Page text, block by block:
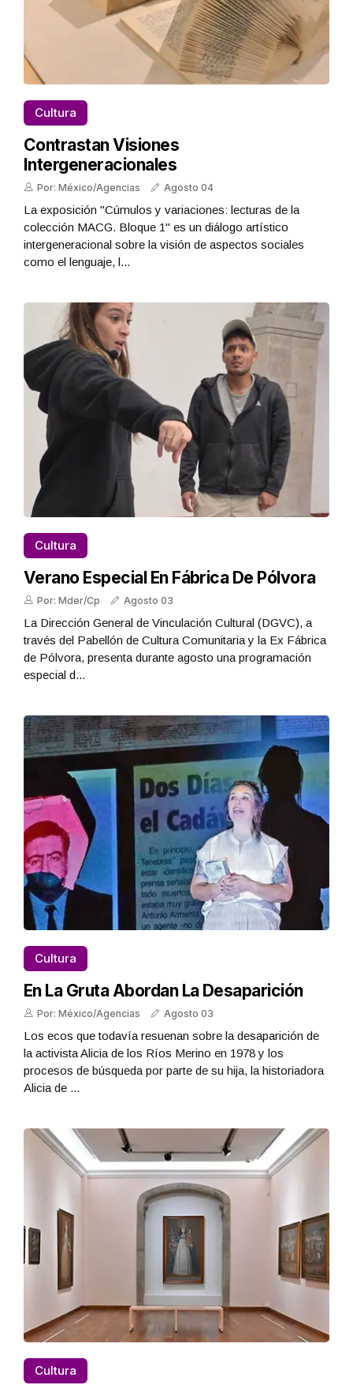
Cultura
Contrastan Visiones
Intergeneracionales
Por: México/Agencias Agosto 04
La exposición "Cúmulos y variaciones: lecturas de la
colección MACG. Bloque 1" es un diálogo artístico
intergeneracional sobre la visión de aspectos sociales
como el lenguaje, l...
Cultura
Verano Especial En Fábrica De Pólvora
Por: Mder/Cp Agosto 03
La Dirección General de Vinculación Cultural (DGVC), a
través del Pabellón de Cultura Comunitaria y la Ex Fábrica
de Pólvora, presenta durante agosto una programación
especial d...
Cultura
En La Gruta Abordan La Desaparición
Por: México/Agencias Agosto 03
Los ecos que todavía resuenan sobre la desaparición de
la activista Alicia de los Ríos Merino en 1978 y los
procesos de búsqueda por parte de su hija, la historiadora
Alicia de ...
Cultura